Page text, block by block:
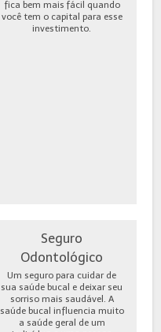
fica bem mais fácil quando
você tem o capital para esse
investimento.
Seguro
Odontológico
Um seguro para cuidar de
sua saúde bucal e deixar seu
sorriso mais saudável. A
saúde bucal influencia muito
a saúde geral de um